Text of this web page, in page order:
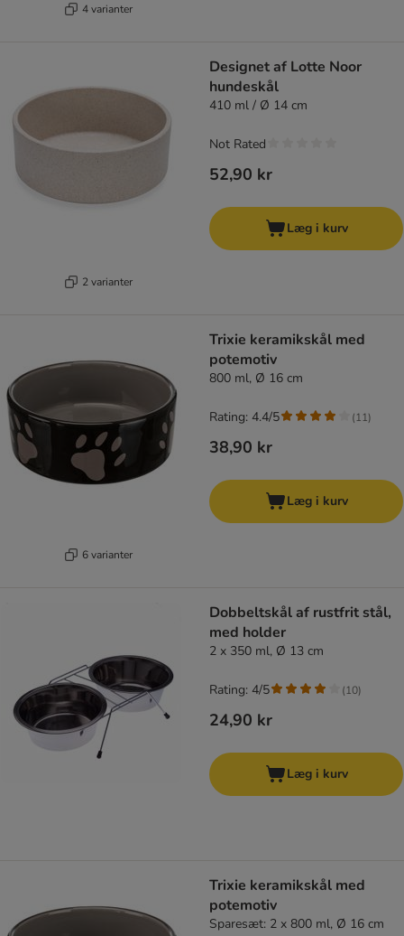
4 varianter
2 varianter
Designet af Lotte Noor
hundeskål
410 ml / Ø 14 cm
52,90 kr
Not Rated
Læg i kurv
6 varianter
Trixie keramikskål med
potemotiv
800 ml, Ø 16 cm
38,90 kr
Rating: 4.4/5 (11)
Læg i kurv
Dobbeltskål af rustfrit stål,
med holder
2 x 350 ml, Ø 13 cm
24,90 kr
Rating: 4/5 (10)
Læg i kurv
Trixie keramikskål med
potemotiv
Sparesæt: 2 x 800 ml, Ø 16 cm